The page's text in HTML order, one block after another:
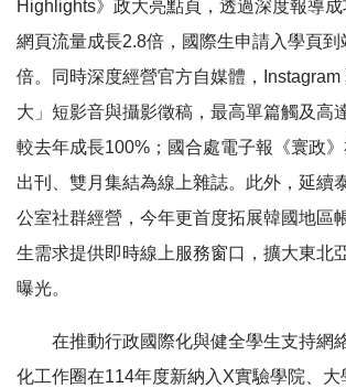
Highlights》政大亮點頁，透過深度報導
網頁流量成長2.8倍，國際生申請入學頁到
倍。同時深度經營官方自媒體，Instagram
大」短影音與攝影徵稿，最高單篇觸及高
較去年成長100%；國合處電子報《寰政
出刊、雙月集結為線上雜誌。此外，延續
公室社群經營，今年更首度拓展韓國地區
生需求提供即時線上服務窗口，擴大東北
曝光。
在推動行政國際化與健全學生支持網
化工作圈在114年度新納入X實驗學院、大